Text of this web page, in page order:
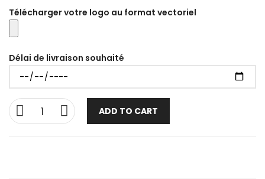
Télécharger votre logo au format vectoriel
Délai de livraison souhaité
ADD TO CART